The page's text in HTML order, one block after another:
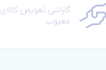
گارانتی تعویض کالای
معیوب